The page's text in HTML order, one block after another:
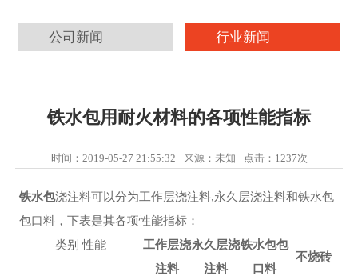
公司新闻 行业新闻
铁水包用耐火材料的各项性能指标
时间：2019-05-27 21:55:32 来源：未知 点击： 1237次
铁水包浇注料可以分为工作层浇注料,永久层浇注料和铁水包
包口料，下表是其各项性能指标：
类别 性能
工作层浇
注料
永久层浇
注料
铁水包包
口料
不烧砖